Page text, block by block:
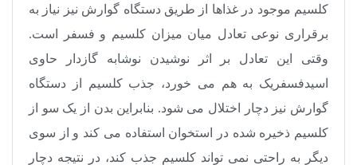
کلسیم موجود در غذاها از طریق دستگاه گوارش نیز نیاز به
برقراری نوعی تعادل میان میزان کلسیم و فسفر است.
وقتی این تعادل بر اثر نوشیدن نوشابه گازدار حاوی
اسیدفسفریک به هم می خورد، جذب کلسیم از دستگاه
گوارش نیز دچار اختلال می شود. بنابراین بدن از یک سو از
کلسیم ذخیره شده در استخوان استفاده می کند و از سوی
دیگر به راحتی نمی تواند کلسیم جذب کند، در نتیجه دچار